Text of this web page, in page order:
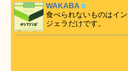
WAKABA
食べられないものはイン
ジェラだけです。